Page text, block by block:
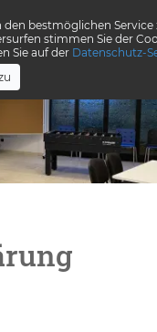
den bestmöglichen Service
stimmen Sie der
Sie auf der Datenschutz-